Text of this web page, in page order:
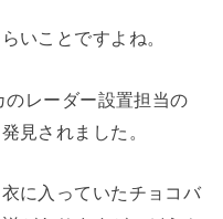
いことですよね。
レーダー設置担当の
見されました。
に入っていたチョコバ